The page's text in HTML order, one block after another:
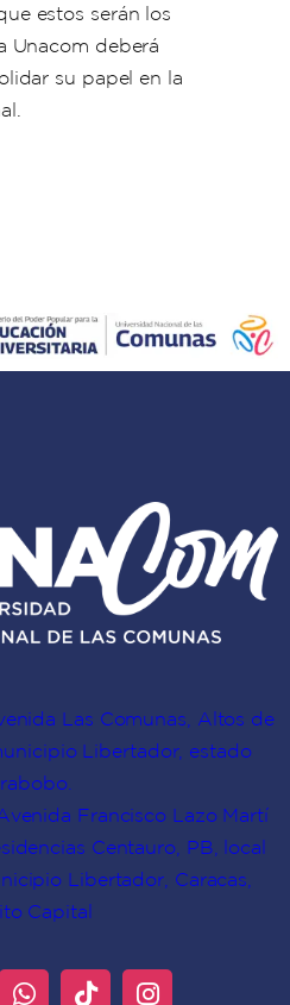
estos serán los
Unacom deberá
su papel en la
Las Comunas, Altos de
Libertador, estado
Francisco Lazo Martí
Centauro, PB, local
Libertador, Caracas,
Capital